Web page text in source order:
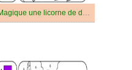
Magique une licorne de dessin animé